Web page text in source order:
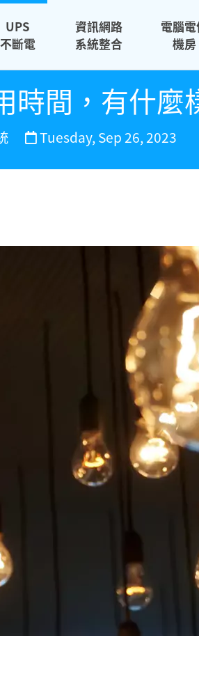
UPS
不斷電
資訊網路
系統整合
電腦
機房
時間，有什麼
Tuesday, Sep 26, 2023